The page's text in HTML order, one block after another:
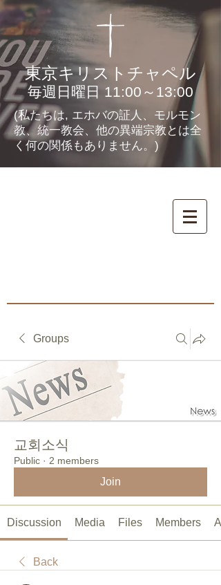
東京キリストチャペル
毎週日曜日 11:00～13:00
(私たちは, エホバの証人、モルモン
教、統一教会、他の異端宗教とは全
く何の関係もありません。)
Groups
교회소식
Public · 2 members
Join
Discussion Media Files Members
Back